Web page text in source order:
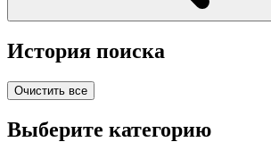
История поиска
Очистить все
Выберите категорию